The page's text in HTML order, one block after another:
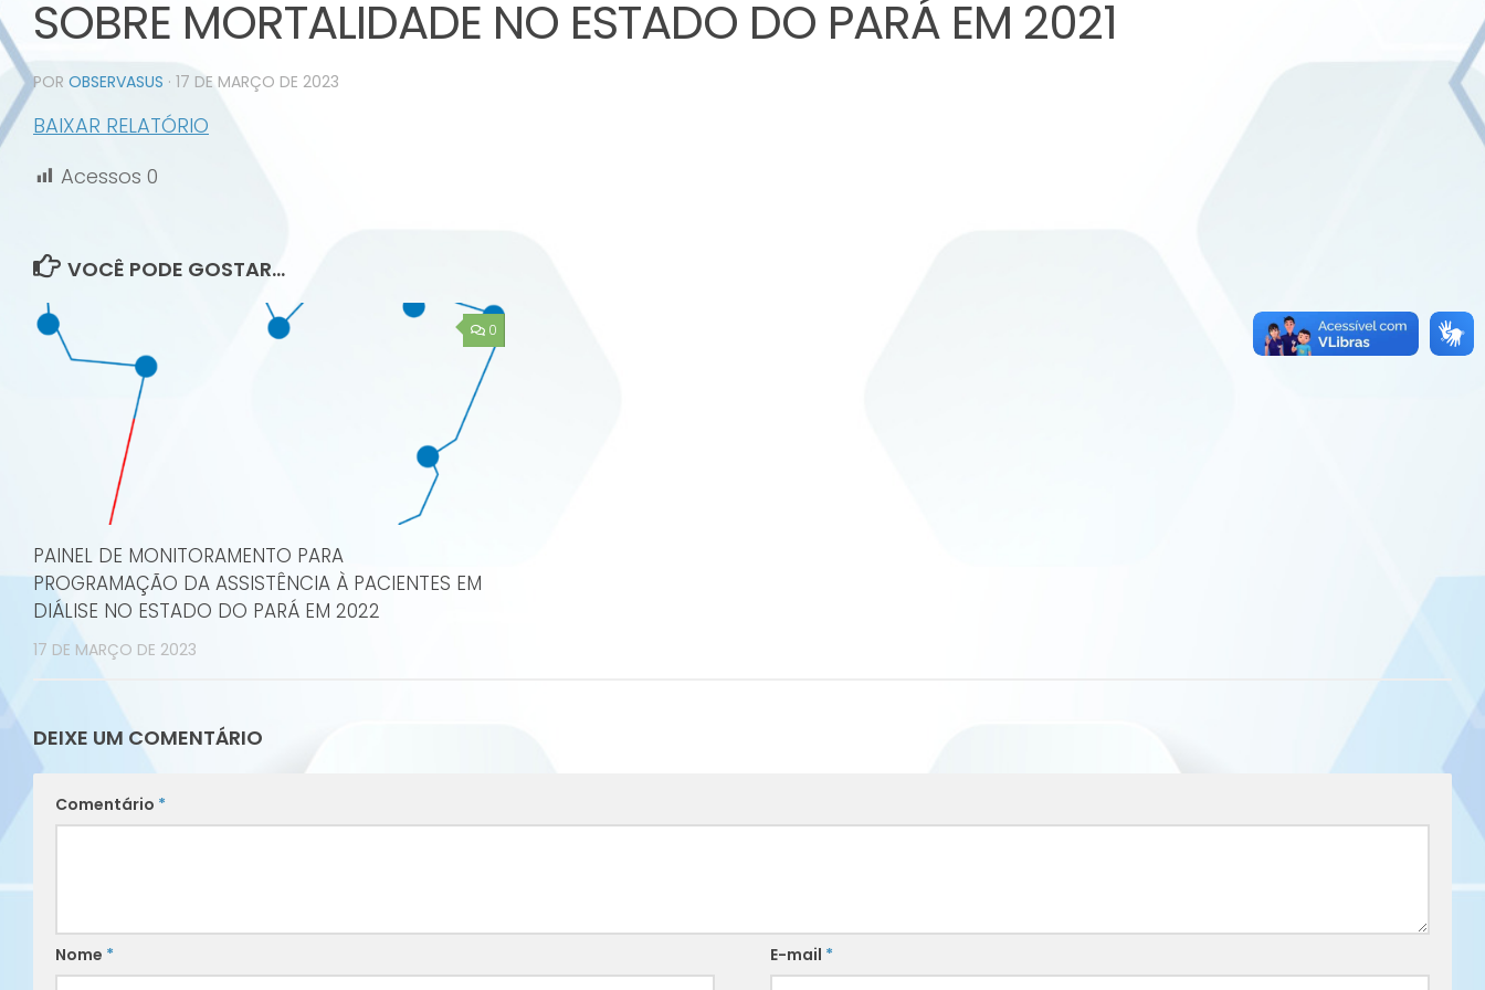
SOBRE MORTALIDADE NO ESTADO DO PARÁ EM 2021
POR OBSERVASUS · 17 DE MARÇO DE 2023
BAIXAR RELATÓRIO
Acessos 0
VOCÊ PODE GOSTAR...
0
PAINEL DE MONITORAMENTO PARA
PROGRAMAÇÃO DA ASSISTÊNCIA À PACIENTES EM
DIÁLISE NO ESTADO DO PARÁ EM 2022
17 DE MARÇO DE 2023
DEIXE UM COMENTÁRIO
Comentário *
Nome * E-mail *